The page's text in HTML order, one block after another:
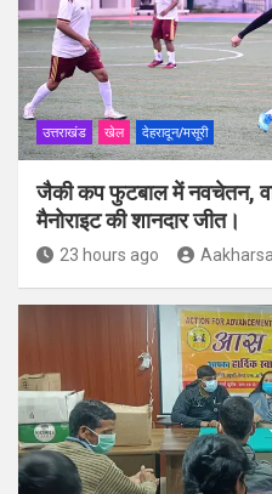
उत्तराखंड खेल देहरादून/मसूरी
जैकी कप फुटबाल में नवचेतन,
मैनोराइट की शानदार जीत।
23 hours ago